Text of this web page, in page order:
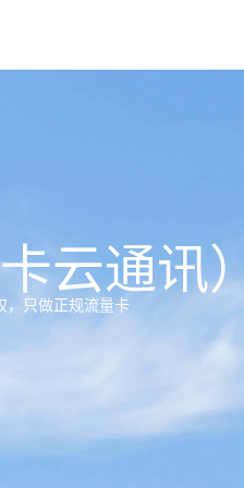
云通讯
，只做正规流量卡